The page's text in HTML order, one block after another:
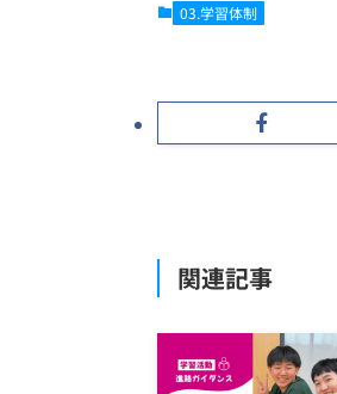
03.学習体制
関連記事